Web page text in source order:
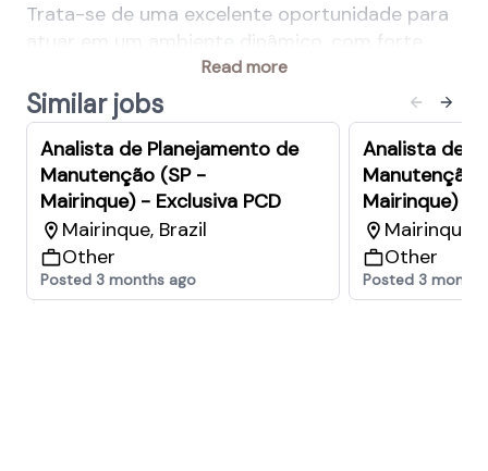
Trata-se de uma excelente oportunidade para
atuar em um ambiente dinâmico, com forte
orientação à inovação, melhoria contínua e
evolução profissional.
Esta posição faz parte do negócio Solutions
(SolCo) dentro da área de Nutrição e Saúde
Animal (ANH). Esta é uma das duas entidades
independentes que serão criadas a partir da
ANH, como parte da alienação para a CVC
Capital.
Suas principais responsabilidades
Read more
Similar jobs
Analista de Planejamento de
Manutenção (SP -
Mairinque) - Exclusiva PCD
Mairinque, Brazil
Other
Posted 3 months ago
Analista de
Manutenção
Mairinque)
Mairinque,
Other
Posted 3